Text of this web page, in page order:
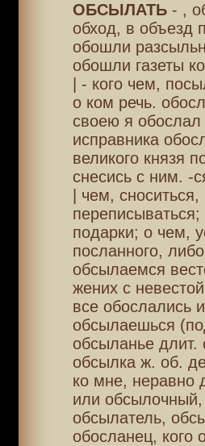
ОБСЫЛАТЬ- ,
обход, в объезд
обошли
обошли газеты
| - кого чем,
о ком речь.
своею я обослал
исправника
великого князя
снесись с ним. -
| чем,
переписываться;
подарки; о чем,
посланного,
обсылаемся
жених с
все обослались
обсылаешься
обсыланье длит.
обсылка ж. об.
ко мне, неравно
или
обсылатель,
обосланец, кого